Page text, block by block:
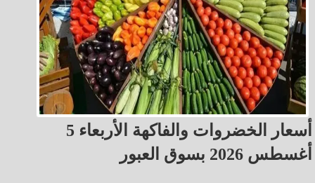
أسعار الخضروات والفاكهة الأربعاء 5
أغسطس 2026 بسوق العبور